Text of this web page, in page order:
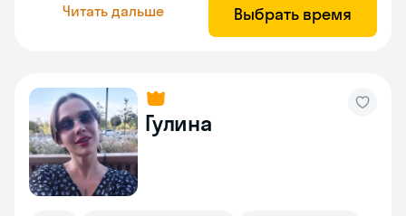
Читать дальше Выбрать время
Гулина